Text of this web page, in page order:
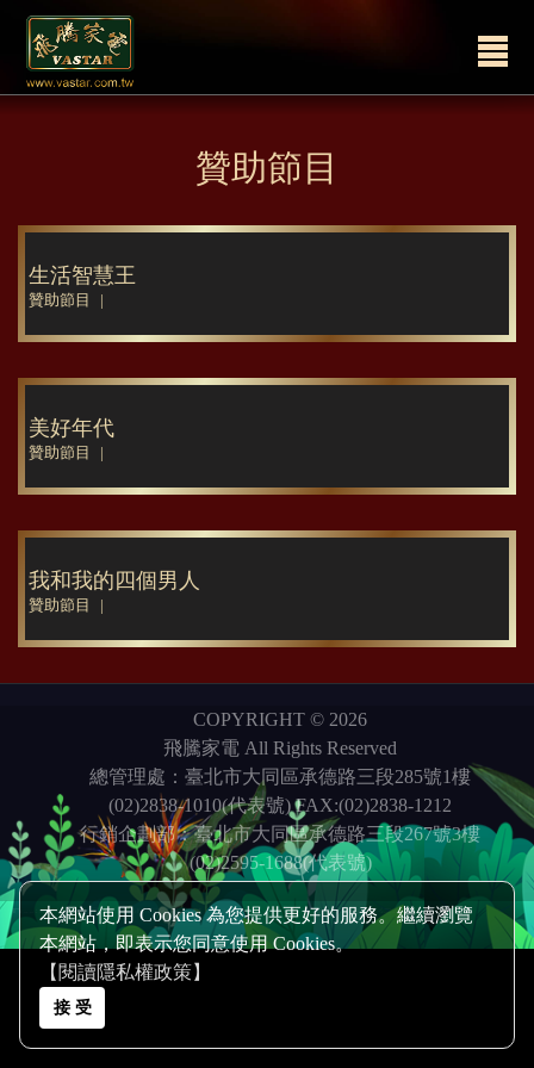
本網站使用 Cookies 為您提供更好的服務。繼續瀏覽
本網站，即表示您同意使用 Cookies。
【閱讀隱私權政策】
接 受
贊助節目
生活智慧王
贊助節目
美好年代
贊助節目
我和我的四個男人
贊助節目
COPYRIGHT © 2026
飛騰家電 All Rights Reserved
總管理處：臺北市大同區承德路三段285號1樓
(02)2838-1010(代表號) FAX:(02)2838-1212
行銷企劃部：臺北市大同區承德路三段267號3樓
(02)2595-1688(代表號)
Design by 橘子新創網頁設計Host by Foxpro 系統開發 整合行銷 整合行銷